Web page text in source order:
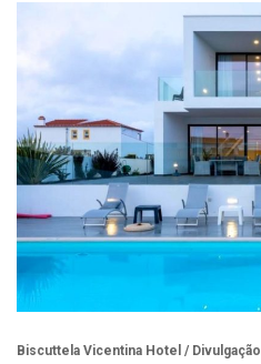
Biscuttela Vicentina Hotel / Divulgação